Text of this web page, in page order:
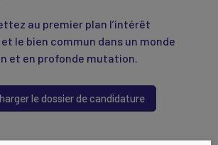
au premier plan l’intérêt
le bien commun dans un monde
et en profonde mutation.
le dossier de candidature